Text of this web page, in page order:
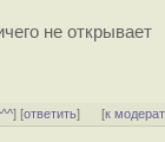
не открывает
] [ответить] [к